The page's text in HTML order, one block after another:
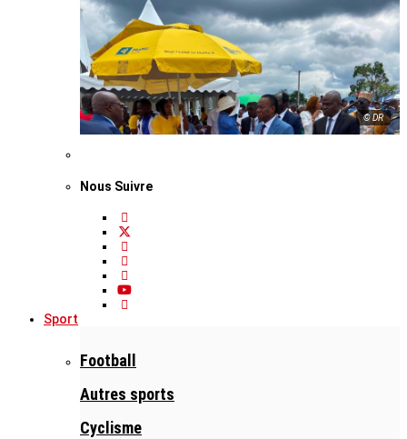
© DR
Nous Suivre
Sport
Football
Autres sports
Cyclisme